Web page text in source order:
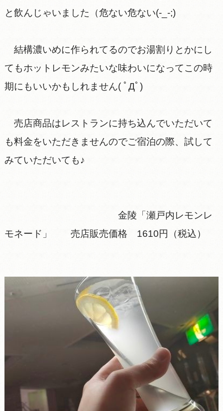
と飲んじゃいました（危ない危ない(-_-;)
結構濃いめに作られてるのでお湯割りとかにし
てもホットレモンみたいな味わいになってこの時
期にもいいかもしれません( ﾟДﾟ)
売店商品はレストランに持ち込んでいただいて
も料金をいただきませんのでご宿泊の際、試して
みていただいても♪
金陵「瀬戸内レモンレ
モネード」 売店販売価格 1610円（税込）